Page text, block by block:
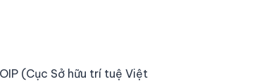
(Cục Sở hữu trí tuệ Việt